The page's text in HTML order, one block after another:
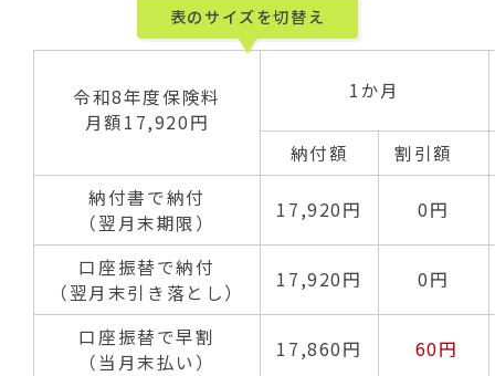
表のサイズを切替え
令和8年度保険料
月額17,920円
1か月
納付額
割引額
納付書で納付
（翌月末期限）
17,920円 0円
口座振替で納付
（翌月末引き落とし）
17,920円 0円
口座振替で早割
（当月末払い）
17,860円 60円